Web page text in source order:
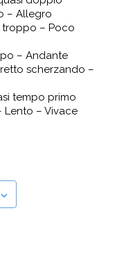
– Allegro
troppo – Poco
– Andante
scherzando –
tempo primo
Lento – Vivace